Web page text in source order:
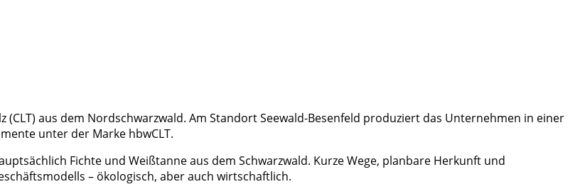
aus dem Nordschwarzwald. Am Standort Seewald-Besenfeld produziert das Unternehmen in einer
unter der Marke hbwCLT.
Fichte und Weißtanne aus dem Schwarzwald. Kurze Wege, planbare Herkunft und
– ökologisch, aber auch wirtschaftlich.